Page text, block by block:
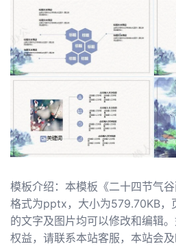
模板介绍：本模板《二十四节气谷
格式为pptx，大小为579.70KB，
的文字及图片均可以修改和编辑
权益，请联系本站客服，本站会及